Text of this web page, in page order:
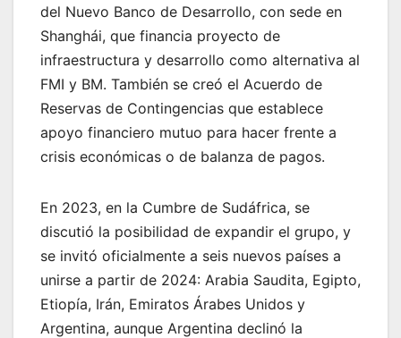
del Nuevo Banco de Desarrollo, con sede en
Shanghái, que financia proyecto de
infraestructura y desarrollo como alternativa al
FMI y BM. También se creó el Acuerdo de
Reservas de Contingencias que establece
apoyo financiero mutuo para hacer frente a
crisis económicas o de balanza de pagos.
En 2023, en la Cumbre de Sudáfrica, se
discutió la posibilidad de expandir el grupo, y
se invitó oficialmente a seis nuevos países a
unirse a partir de 2024: Arabia Saudita, Egipto,
Etiopía, Irán, Emiratos Árabes Unidos y
Argentina, aunque Argentina declinó la